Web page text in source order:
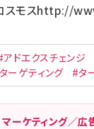
スモスhttp://
アドエクスチェンジ
ーゲティング
#タ
マーケティング／広